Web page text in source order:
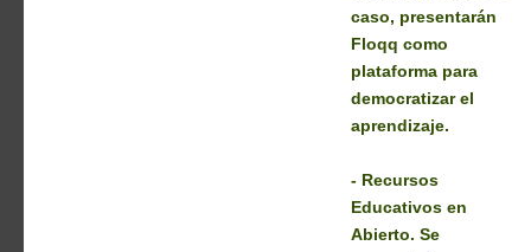
caso, presentarán
Floqq como
plataforma para
democratizar el
aprendizaje.
- Recursos
Educativos en
Abierto. Se